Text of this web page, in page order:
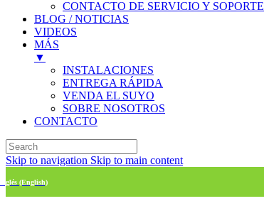
CONTACTO DE SERVICIO Y SOPORTE
BLOG / NOTICIAS
VIDEOS
MÁS
▼
INSTALACIONES
ENTREGA RÁPIDA
VENDA EL SUYO
SOBRE NOSOTROS
CONTACTO
Skip to navigation Skip to main content
(English)